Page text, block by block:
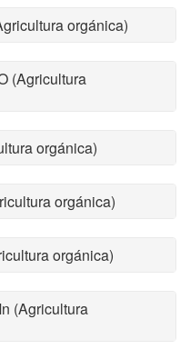
orgánica)
(Agricultura
orgánica)
orgánica)
orgánica)
(Agricultura